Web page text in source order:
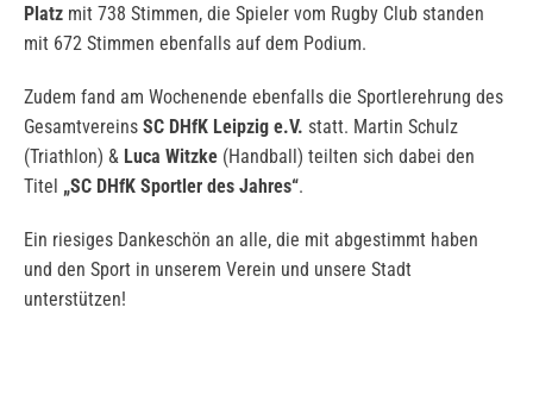
Platz mit 738 Stimmen, die Spieler vom Rugby Club standen
mit 672 Stimmen ebenfalls auf dem Podium.
Zudem fand am Wochenende ebenfalls die Sportlerehrung des
Gesamtvereins SC DHfK Leipzig e.V. statt. Martin Schulz
(Triathlon) & Luca Witzke (Handball) teilten sich dabei den
Titel „SC DHfK Sportler des Jahres“.
Ein riesiges Dankeschön an alle, die mit abgestimmt haben
und den Sport in unserem Verein und unsere Stadt
unterstützen!